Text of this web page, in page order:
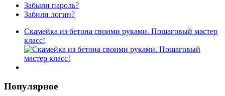
Забыли пароль?
Забили логин?
Скамейка из бетона своими руками. Пошаговый мастер
класс!
Популярное